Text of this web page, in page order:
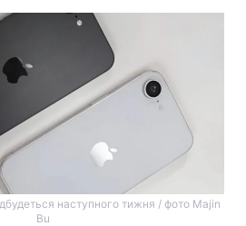
наступного тижня / фото Majin
Bu